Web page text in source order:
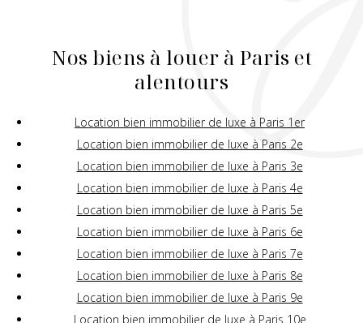
Nos biens à louer à Paris et
alentours
Location bien immobilier de luxe à Paris 1er
Location bien immobilier de luxe à Paris 2e
Location bien immobilier de luxe à Paris 3e
Location bien immobilier de luxe à Paris 4e
Location bien immobilier de luxe à Paris 5e
Location bien immobilier de luxe à Paris 6e
Location bien immobilier de luxe à Paris 7e
Location bien immobilier de luxe à Paris 8e
Location bien immobilier de luxe à Paris 9e
Location bien immobilier de luxe à Paris 10e